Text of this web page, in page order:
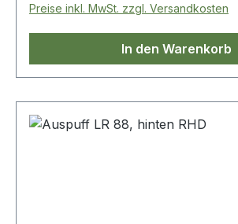
Preise inkl. MwSt. zzgl. Versandkosten
In den Warenkorb